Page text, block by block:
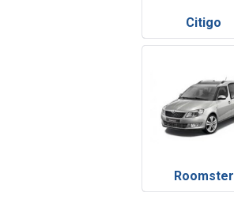
Citigo
Roomster